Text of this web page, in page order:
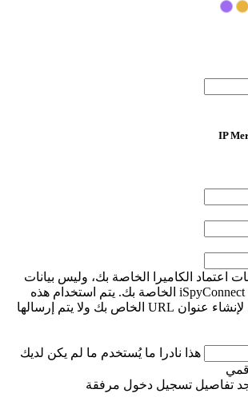
اعتماد الكاميرا الخاصة بك، وليس بيانات
اعتماد تسجيل دخول iSpyConnect الخاصة بك. يتم استخدام هذه
التفاصيل محليًا فقط لإنشاء عنوان URL الخاص بك ولا يتم إرسالها
هذا نادرا ما يُستخدم ما لم يكن لديك
تفاصيل تسجيل دخول مرفقة